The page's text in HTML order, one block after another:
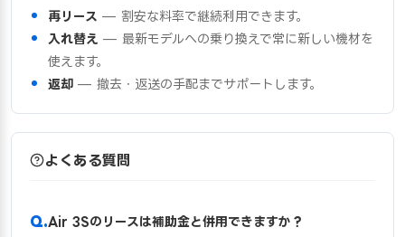
再リース — 割安な料率で継続利用できます。
入れ替え — 最新モデルへの乗り換えで常に新しい機材を
使えます。
返却 — 撤去・返送の手配までサポートします。
よくある質問
Air 3Sのリースは補助金と併用できますか？